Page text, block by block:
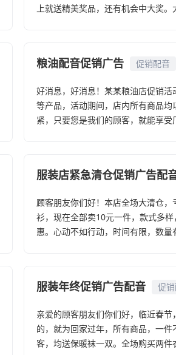
上就送精美奖品，还有机会中大奖。
粮油配音促销广告 促销配音
好消息，好消息！某某粮油店促销
等产品，活动期间，店内所有商品
紧，只要您是我们的顾客，就能享受
服装店紧急清仓促销广告配
顾客朋友你们好！本店全场大清仓
衫，现在全部卖10元一件，款式多
惠。心动不如行动，时间有限，数量
服装年终促销广告配音 促
亲爱的顾客朋友们你们好，临近春
的，就为回家过年，所有商品，一
客，均送保暖袜一双。全场购买两件